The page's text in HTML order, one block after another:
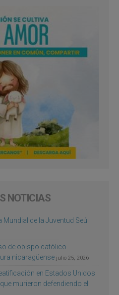
NOTICIAS
de la Juventud Seúl
de obispo católico
nicaragüense julio 25, 2026
en Estados Unidos
murieron defendiendo el